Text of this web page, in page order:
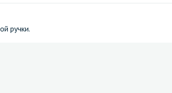
ручки.